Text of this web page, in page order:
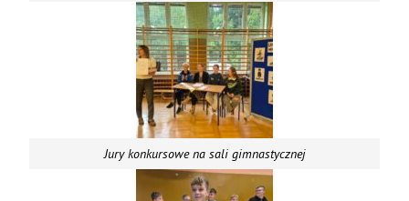
Jury konkursowe na sali gimnastycznej